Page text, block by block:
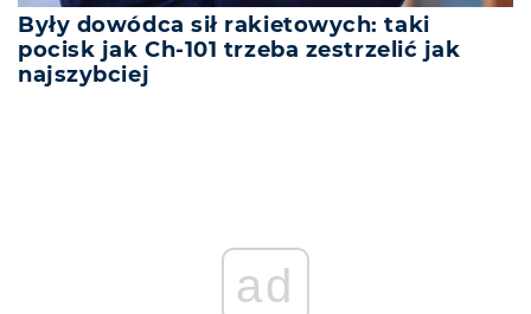
Były dowódca sił rakietowych: taki
pocisk jak Ch-101 trzeba zestrzelić jak
najszybciej
ad